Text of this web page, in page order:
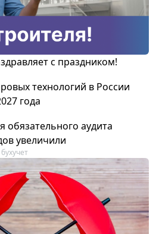
с праздником!
технологий в России
года
аудита
увеличили